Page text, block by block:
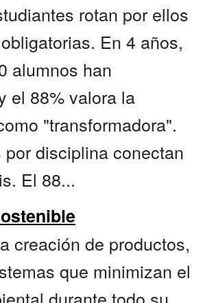
rotan por ellos
En 4 años,
alumnos han
el 88% valora la
"transformadora".
por disciplina conectan
El 88...
creación de productos,
que minimizan el